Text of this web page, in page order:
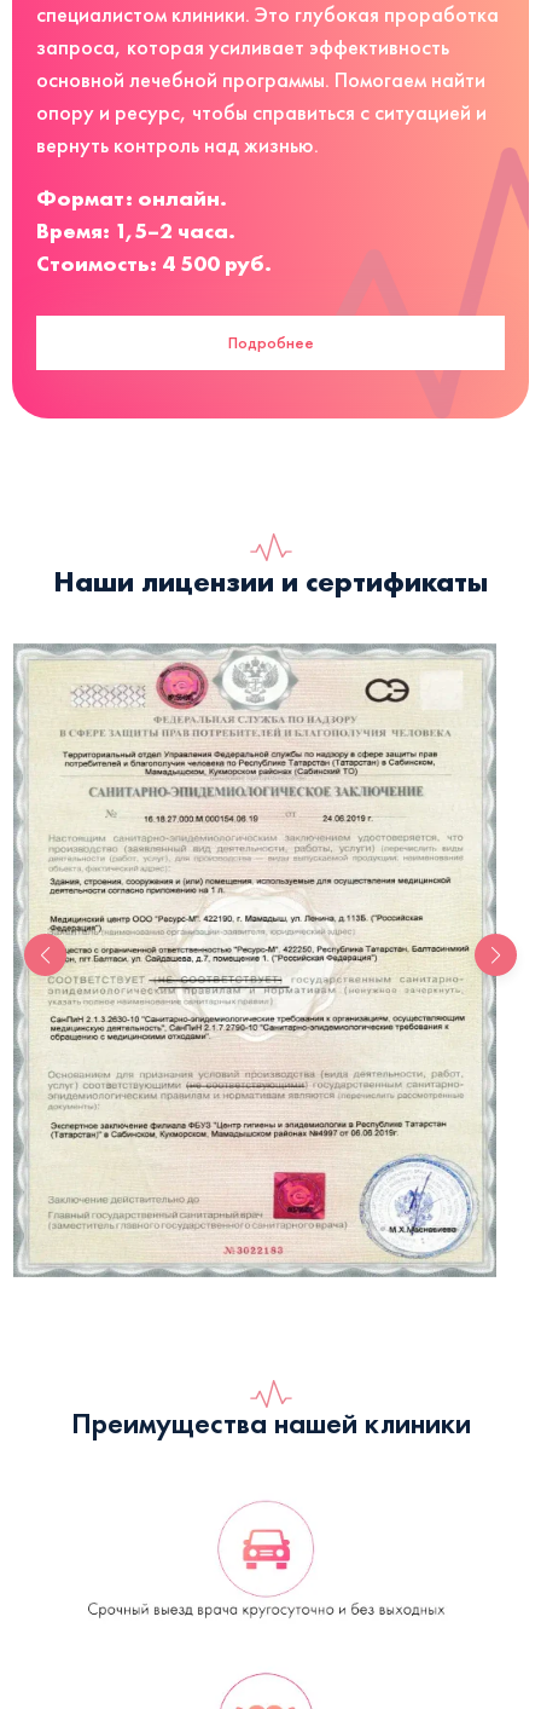
специалистом клиники. Это глубокая проработка
запроса, которая усиливает эффективность
основной лечебной программы. Помогаем найти
опору и ресурс, чтобы справиться с ситуацией и
вернуть контроль над жизнью.
Формат: онлайн.
Время: 1,5–2 часа.
Стоимость: 4 500 руб.
Подробнее
Наши лицензии и сертификаты
Преимущества нашей клиники